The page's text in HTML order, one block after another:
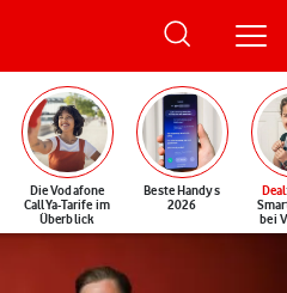
Die Vodafone
CallYa-Tarife im
Überblick
Beste Handys
2026
Deal
bei